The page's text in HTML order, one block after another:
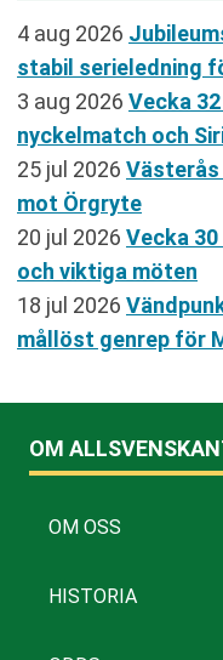
4 aug 2026
stabil serieledning
3 aug 2026 Vecka
nyckelmatch och
25 jul 2026
mot Örgryte
20 jul 2026 Vecka
och viktiga möten
18 jul 2026
mållöst genrep för
OM
OM OSS
HISTORIA